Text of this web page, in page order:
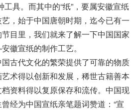
具。而其中的“纸”，要属安徽宣纸
，始于中国唐朝时期，迄今已有一
目里，我们就来了解一下中国国家
徽宣纸的制作工艺。
代文化的繁荣提供了可靠的物质
术得以创新和发展，稀世古籍善本
资料得以复原保存和流传。中国现
经为中国宣纸亲笔题词赞道：“宣